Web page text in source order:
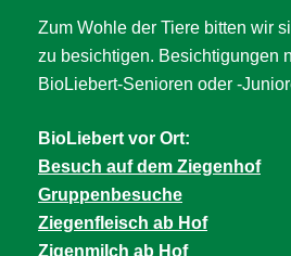
Zum Wohle der Tiere bitten wir
zu besichtigen. Besichtigungen
BioLiebert-Senioren oder -
BioLiebert vor Ort:
Besuch auf dem Ziegenhof
Gruppenbesuche
Ziegenfleisch ab Hof
Zigenmilch ab Hof